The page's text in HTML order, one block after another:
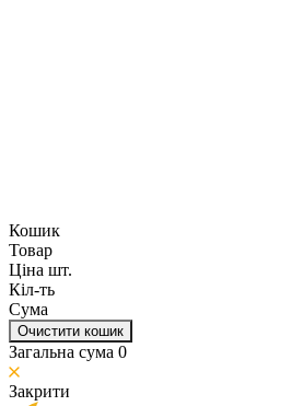
Кошик
Товар
Ціна шт.
Кіл-ть
Сума
Очистити кошик
Загальна сума 0
Закрити